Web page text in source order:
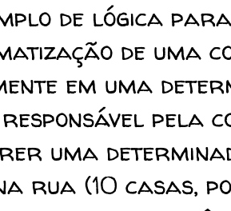
de lógica
de uma
em uma
responsável pela
uma
rua (10 casas,